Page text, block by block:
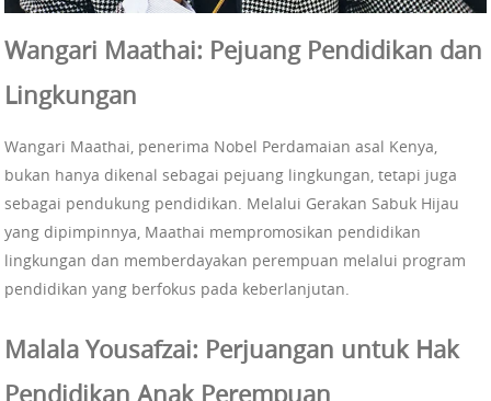
Wangari Maathai: Pejuang Pendidikan dan
Lingkungan
Wangari Maathai, penerima Nobel Perdamaian asal Kenya,
bukan hanya dikenal sebagai pejuang lingkungan, tetapi juga
sebagai pendukung pendidikan. Melalui Gerakan Sabuk Hijau
yang dipimpinnya, Maathai mempromosikan pendidikan
lingkungan dan memberdayakan perempuan melalui program
pendidikan yang berfokus pada keberlanjutan.
Malala Yousafzai: Perjuangan untuk Hak
Pendidikan Anak Perempuan